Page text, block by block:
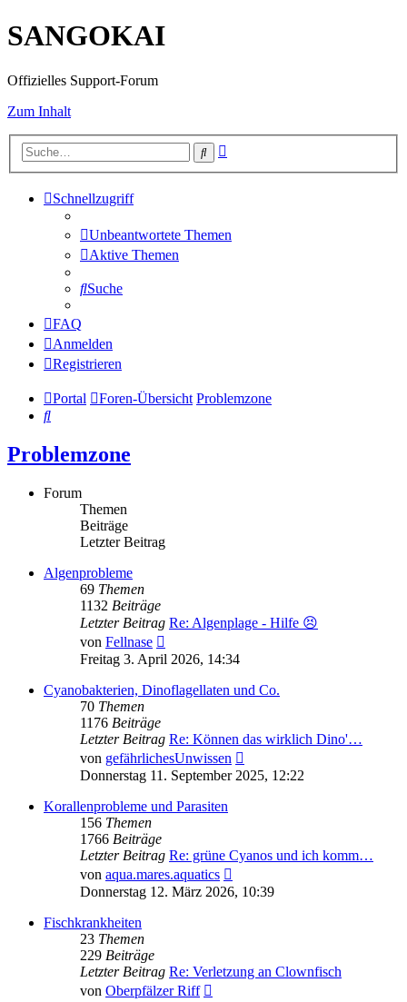
SANGOKAI
Offizielles Support-Forum
Zum Inhalt
Suche
Schnellzugriff
Unbeantwortete Themen
Aktive Themen
Suche
FAQ
Anmelden
Registrieren
Portal Foren-Übersicht Problemzone
Suche
Problemzone
Forum
Themen
Beiträge
Letzter Beitrag
Algenprobleme
69 Themen
1132 Beiträge
Letzter Beitrag Re: Algenplage - Hilfe 😣
von Fellnase
Beitrag
Freitag 3. April 2026, 14:34
Cyanobakterien, Dinoflagellaten und Co.
70 Themen
1176 Beiträge
Letzter Beitrag Re: Können das wirklich Dino'…
von gefährlichesUnwissen
Beitrag
Donnerstag 11. September 2025, 12:22
Korallenprobleme und Parasiten
156 Themen
1766 Beiträge
Letzter Beitrag Re: grüne Cyanos und ich komm…
von aqua.mares.aquatics
Beitrag
Donnerstag 12. März 2026, 10:39
Fischkrankheiten
23 Themen
229 Beiträge
Letzter Beitrag Re: Verletzung an Clownfisch
von Oberpfälzer Riff